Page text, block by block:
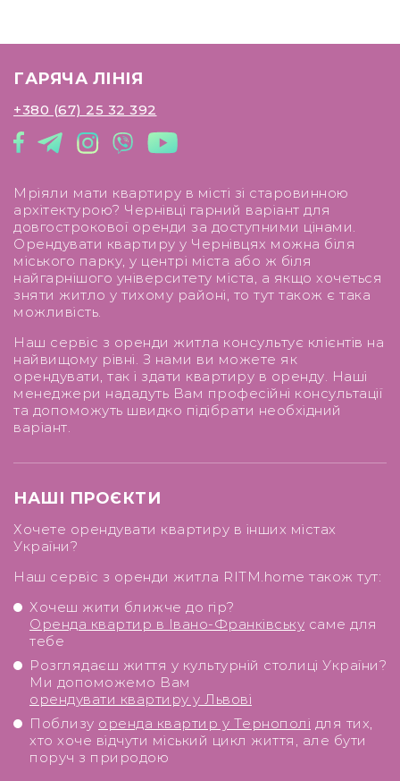
ГАРЯЧА ЛІНІЯ
+380 (67) 25 32 392
Мріяли мати квартиру в місті зі старовинною
архітектурою? Чернівці гарний варіант для
довгострокової оренди за доступними цінами.
Орендувати квартиру у Чернівцях можна біля
міського парку, у центрі міста або ж біля
найгарнішого університету міста, а якщо хочеться
зняти житло у тихому районі, то тут також є така
можливість.
Наш сервіс з оренди житла консультує клієнтів на
найвищому рівні. З нами ви можете як
орендувати, так і здати квартиру в оренду. Наші
менеджери нададуть Вам професійні консультації
та допоможуть швидко підібрати необхідний
варіант.
НАШІ ПРОЄКТИ
Хочете орендувати квартиру в інших містах
України?
Наш сервіс з оренди житла RITM.home також тут:
Хочеш жити ближче до гір?
Оренда квартир в Івано-Франківську саме для
тебе
Розглядаєш життя у культурній столиці України?
Ми допоможемо Вам
орендувати квартиру у Львові
Поблизу оренда квартир у Тернополі для тих,
хто хоче відчути міський цикл життя, але бути
поруч з природою